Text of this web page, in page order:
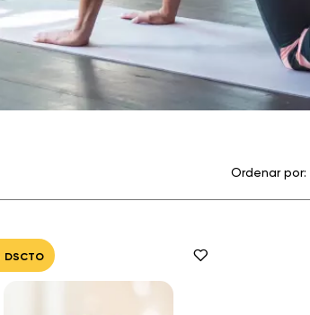
Ordenar por:
DSCTO